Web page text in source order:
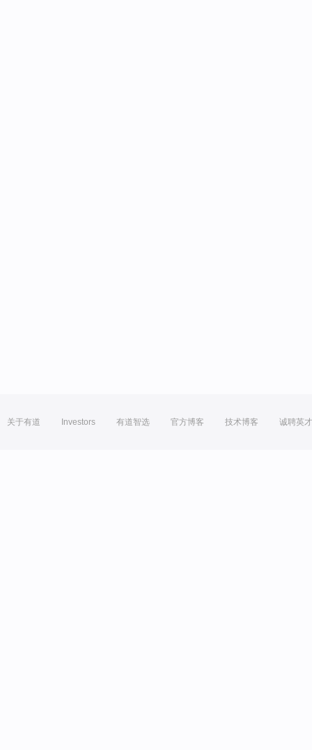
关于有道 Investors 有道智选 官方博客 技术博客 诚聘英才